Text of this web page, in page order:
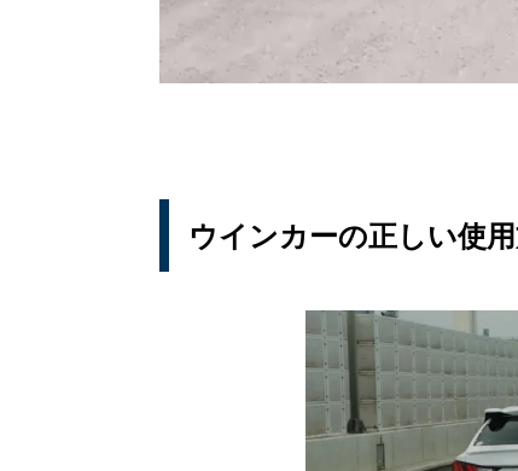
ウインカーの正しい使